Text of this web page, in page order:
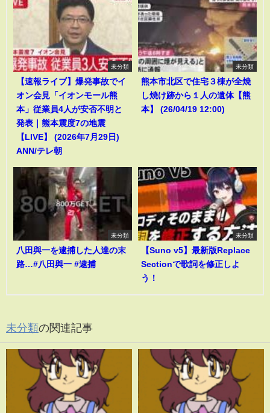
未分類
【速報ライブ】爆発事故でイ
オン会見「イオンモール熊
本」従業員4人が安否不明と
発表｜熊本震度7の地震
【LIVE】 (2026年7月29日)
ANN/テレ朝
未分類
熊本市北区で住宅３棟が全焼
し焼け跡から１人の遺体【熊
本】 (26/04/19 12:00)
未分類
八田與一を逮捕した人達の末
路…#八田與一 #逮捕
未分類
【Suno v5】最新版Replace
Sectionで歌詞を修正しよ
う！
未分類の関連記事